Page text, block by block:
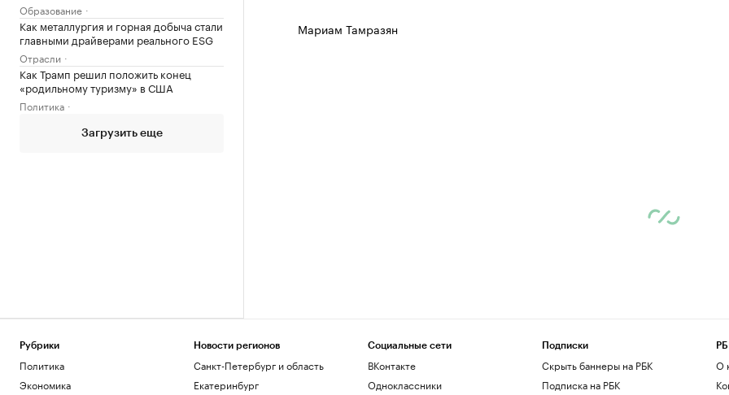
Образование
Как металлургия и горная добыча стали
главными драйверами реального ESG
Отрасли
Как Трамп решил положить конец
«родильному туризму» в США
Политика
Загрузить еще
Мариам Тамразян
Рубрики
Политика
Экономика
Новости регионов
Санкт-Петербург и область
Екатеринбург
Социальные сети
ВКонтакте
Одноклассники
Подписки
Скрыть баннеры на РБК
Подписка на РБК
О